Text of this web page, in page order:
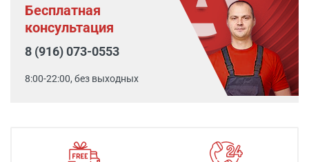
Бесплатная
консультация
8 (916) 073-0553
8:00-22:00, без выходных